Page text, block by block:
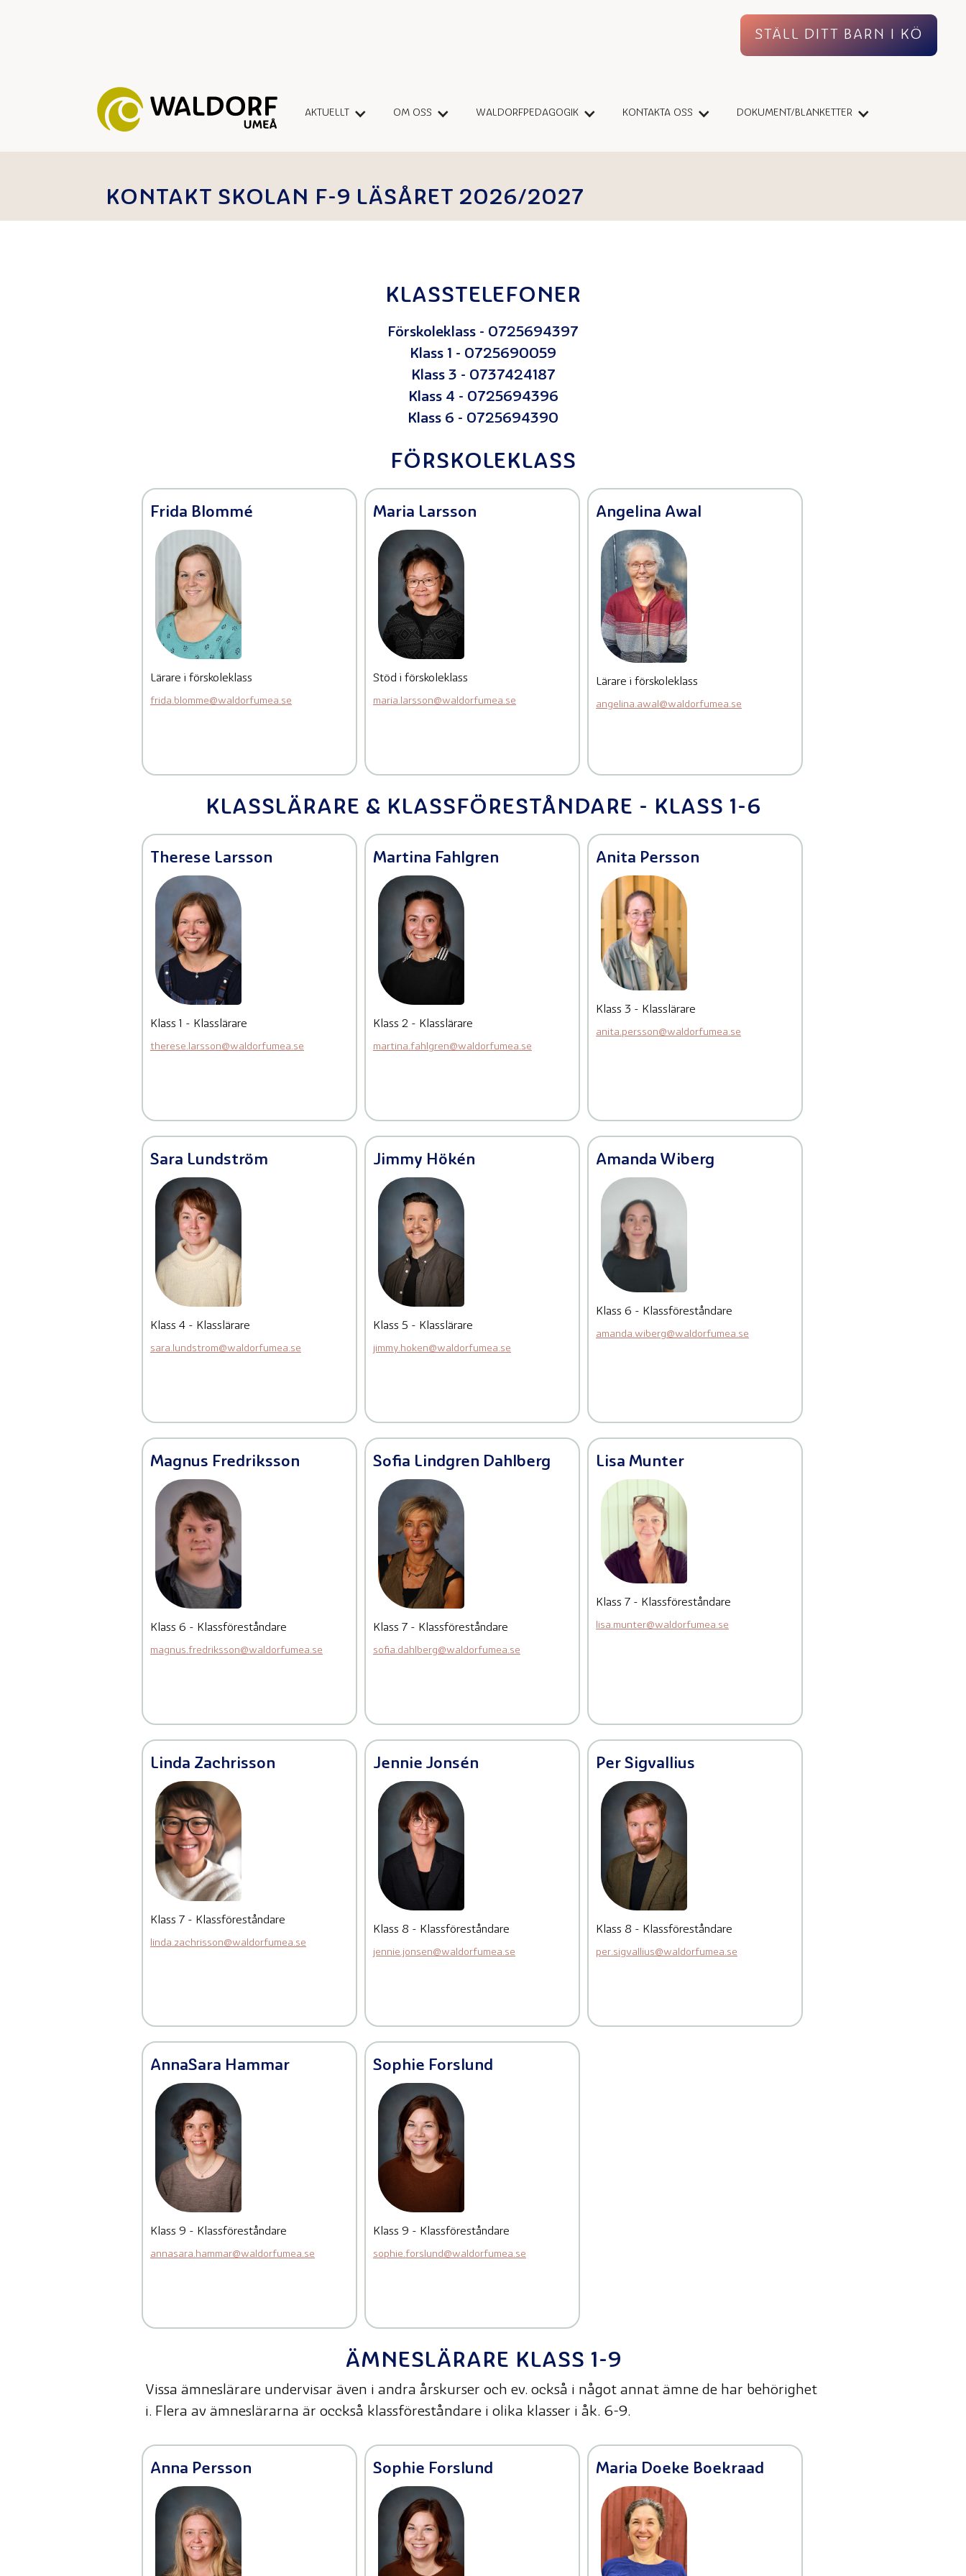
STÄLL DITT BARN I KÖ
AKTUELLT OM OSS WALDORFPEDAGOGIK KONTAKTA OSS DOKUMENT/BLANKETTER
KONTAKT SKOLAN F-9 LÄSÅRET 2026/2027
KLASSTELEFONER
Förskoleklass - 0725694397
Klass 1 - 0725690059
Klass 3 - 0737424187
Klass 4 - 0725694396
Klass 6 - 0725694390
FÖRSKOLEKLASS
Frida Blommé
Lärare i förskoleklass
frida.blomme@waldorfumea.se
Maria Larsson
Stöd i förskoleklass
maria.larsson@waldorfumea.se
Angelina Awal
Lärare i förskoleklass
angelina.awal@waldorfumea.se
KLASSLÄRARE & KLASSFÖRESTÅNDARE - KLASS 1-6
Therese Larsson
Klass 1 - Klasslärare
therese.larsson@waldorfumea.se
Martina Fahlgren
Klass 2 - Klasslärare
martina.fahlgren@waldorfumea.se
Anita Persson
Klass 3 - Klasslärare
anita.persson@waldorfumea.se
Sara Lundström
Klass 4 - Klasslärare
sara.lundstrom@waldorfumea.se
Jimmy Hökén
Klass 5 - Klasslärare
jimmy.hoken@waldorfumea.se
Amanda Wiberg
Klass 6 - Klassföreståndare
amanda.wiberg@waldorfumea.se
Magnus Fredriksson
Klass 6 - Klassföreståndare
magnus.fredriksson@waldorfumea.se
Sofia Lindgren Dahlberg
Klass 7 - Klassföreståndare
sofia.dahlberg@waldorfumea.se
Lisa Munter
Klass 7 - Klassföreståndare
lisa.munter@waldorfumea.se
Linda Zachrisson
Klass 7 - Klassföreståndare
linda.zachrisson@waldorfumea.se
Jennie Jonsén
Klass 8 - Klassföreståndare
jennie.jonsen@waldorfumea.se
Per Sigvallius
Klass 8 - Klassföreståndare
per.sigvallius@waldorfumea.se
AnnaSara Hammar
Klass 9 - Klassföreståndare
annasara.hammar@waldorfumea.se
Sophie Forslund
Klass 9 - Klassföreståndare
sophie.forslund@waldorfumea.se
ÄMNESLÄRARE KLASS 1-9
Vissa ämneslärare undervisar även i andra årskurser och ev. också i något annat ämne de har behörighet
i. Flera av ämneslärarna är occkså klassföreståndare i olika klasser i åk. 6-9.
Anna Persson Sophie Forslund Maria Doeke Boekraad